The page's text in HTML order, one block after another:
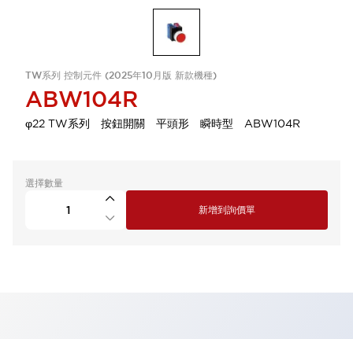
TW系列 控制元件 (2025年10月版 新款機種)
ABW104R
φ22 TW系列 按鈕開關 平頭形 瞬時型 ABW104R
選擇數量
新增到詢價單